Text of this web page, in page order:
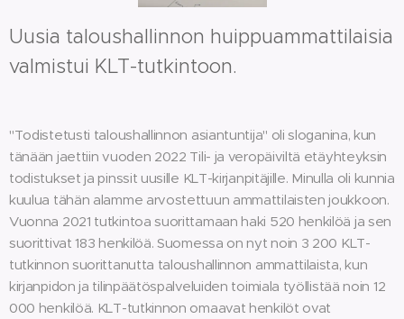
Uusia taloushallinnon huippuammattilaisia
valmistui KLT-tutkintoon.
"Todistetusti taloushallinnon asiantuntija" oli sloganina, kun
tänään jaettiin vuoden 2022 Tili- ja veropäiviltä etäyhteyksin
todistukset ja pinssit uusille KLT-kirjanpitäjille. Minulla oli kunnia
kuulua tähän alamme arvostettuun ammattilaisten joukkoon.
Vuonna 2021 tutkintoa suorittamaan haki 520 henkilöä ja sen
suorittivat 183 henkilöä. Suomessa on nyt noin 3 200 KLT-
tutkinnon suorittanutta taloushallinnon ammattilaista, kun
kirjanpidon ja tilinpäätöspalveluiden toimiala työllistää noin 12
000 henkilöä. KLT-tutkinnon omaavat henkilöt ovat